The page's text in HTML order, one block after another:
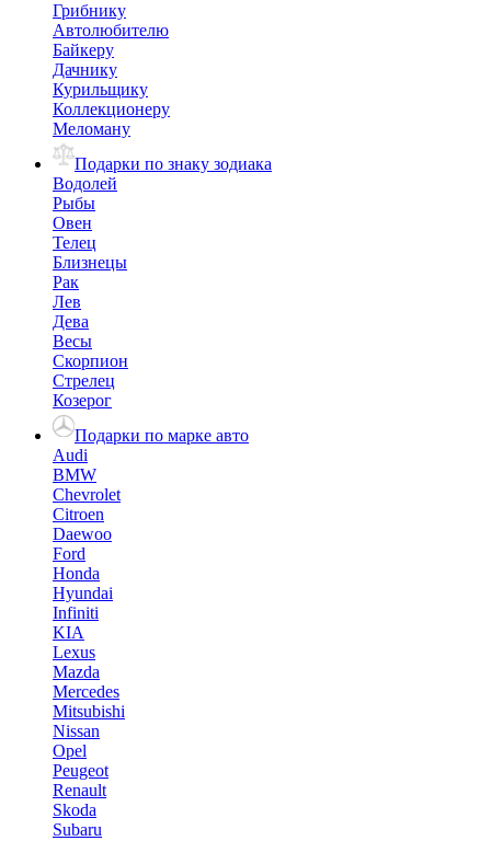
Грибнику
Автолюбителю
Байкеру
Дачнику
Курильщику
Коллекционеру
Меломану
Подарки по знаку зодиака
Водолей
Рыбы
Овен
Телец
Близнецы
Рак
Лев
Дева
Весы
Скорпион
Стрелец
Козерог
Подарки по марке авто
Audi
BMW
Chevrolet
Citroen
Daewoo
Ford
Honda
Hyundai
Infiniti
KIA
Lexus
Mazda
Mercedes
Mitsubishi
Nissan
Opel
Peugeot
Renault
Skoda
Subaru